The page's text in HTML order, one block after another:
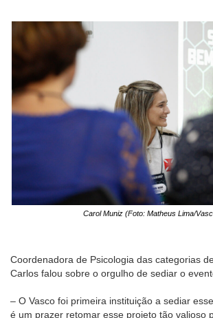
Carol Muniz (Foto: Matheus Lima/
Coordenadora de Psicologia das categorias
Carlos falou sobre o orgulho de sediar o
– O Vasco foi primeira instituição a sediar
é um prazer retomar esse projeto tão valioso